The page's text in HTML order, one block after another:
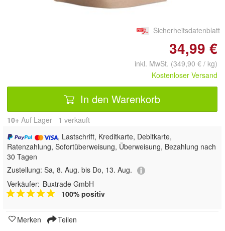
Sicherheitsdatenblatt
34,99 €
inkl. MwSt. (349,90 € / kg)
Kostenloser Versand
In den Warenkorb
10+ Auf Lager 1 verkauft
, Lastschrift, Kreditkarte, Debitkarte,
Ratenzahlung, Sofortüberweisung, Überweisung, Bezahlung nach
30 Tagen
Zustellung: Sa, 8. Aug. bis Do, 13. Aug.
Verkäufer: Buxtrade GmbH
100% positiv
Merken Teilen